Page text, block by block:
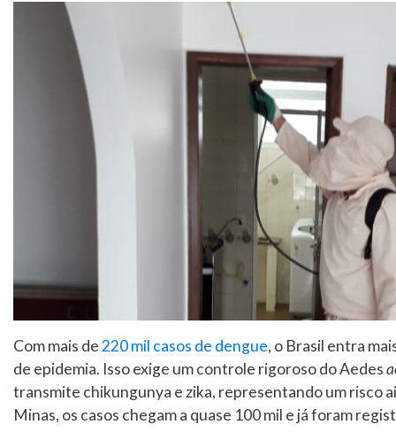
Com mais de220 mil casos de dengue, o Brasil entra
de epidemia. Isso exige um controle rigoroso do Aedes
transmite chikungunya e zika, representando um risco
Minas, os casos chegam a quase 100 mil e já foram